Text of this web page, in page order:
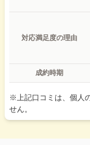
対応満足度の理由
成約時期
※上記口コミは、個人
せん。